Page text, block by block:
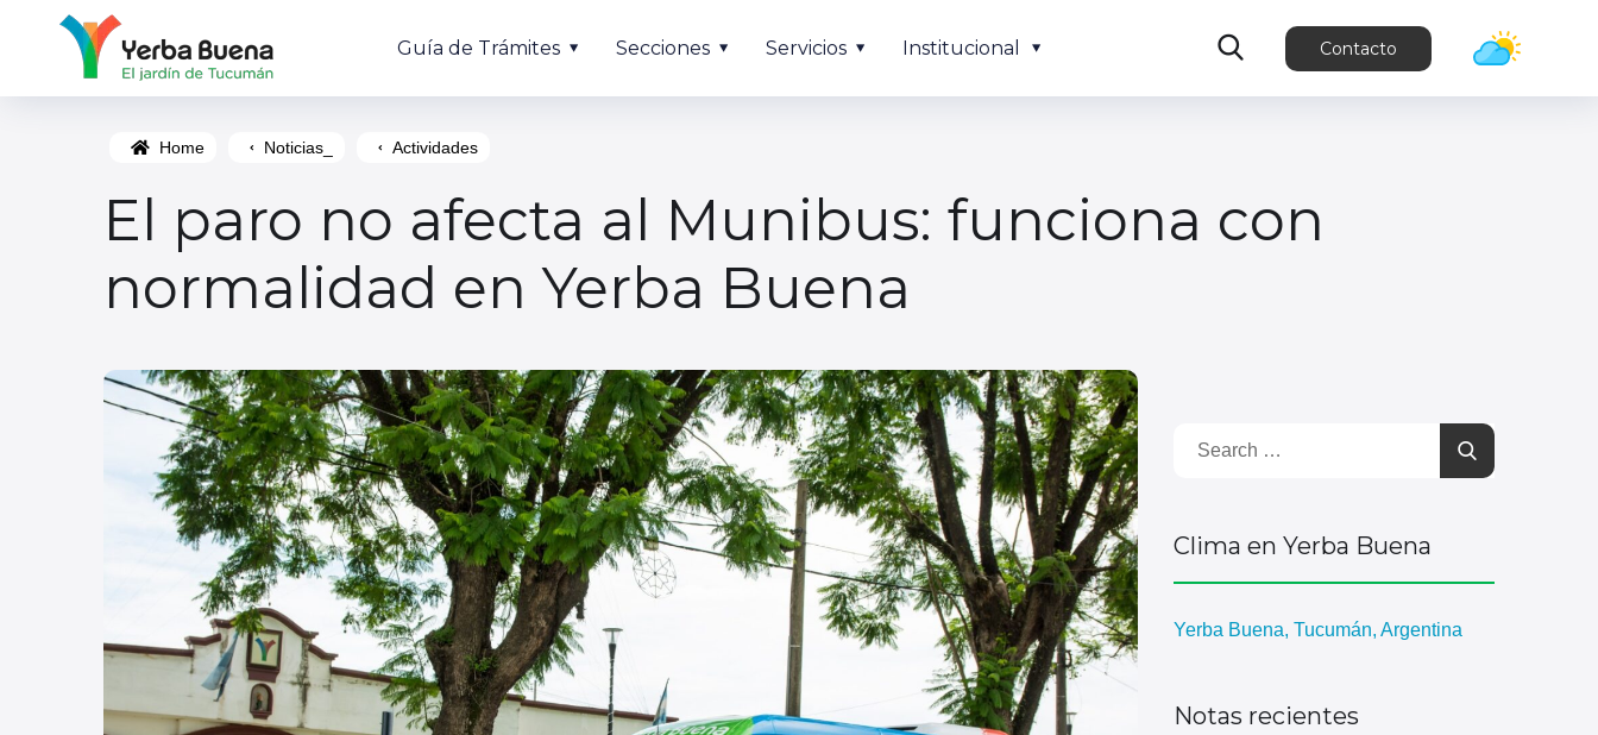
Guía de Trámites Secciones Servicios Institucional Contacto
Home Noticias_ Actividades
El paro no afecta al Munibus: funciona con
normalidad en Yerba Buena
Clima en Yerba Buena
Yerba Buena, Tucumán, Argentina
Notas recientes